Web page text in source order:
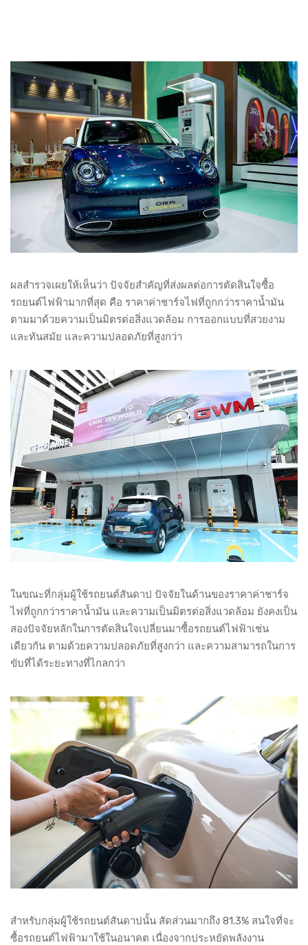
ผลสำรวจเผยให้เห็นว่า ปัจจัยสำคัญที่ส่งผลต่อการตัดสินใจซื้อ
รถยนต์ไฟฟ้ามากที่สุด คือ ราคาค่าชาร์จไฟที่ถูกกว่าราคาน้ำมัน
ตามมาด้วยความเป็นมิตรต่อสิ่งแวดล้อม การออกแบบที่สวยงาม
และทันสมัย และความปลอดภัยที่สูงกว่า
ในขณะที่กลุ่มผู้ใช้รถยนต์สันดาป ปัจจัยในด้านของราคาค่าชาร์จ
ไฟที่ถูกกว่าราคาน้ำมัน และความเป็นมิตรต่อสิ่งแวดล้อม ยังคงเป็น
สองปัจจัยหลักในการตัดสินใจเปลี่ยนมาซื้อรถยนต์ไฟฟ้าเช่น
เดียวกัน ตามด้วยความปลอดภัยที่สูงกว่า และความสามารถในการ
ขับที่ได้ระยะทางที่ไกลกว่า
สำหรับกลุ่มผู้ใช้รถยนต์สันดาปนั้น สัดส่วนมากถึง 81.3% สนใจที่จะ
ซื้อรถยนต์ไฟฟ้ามาใช้ในอนาคต เนื่องจากประหยัดพลังงาน